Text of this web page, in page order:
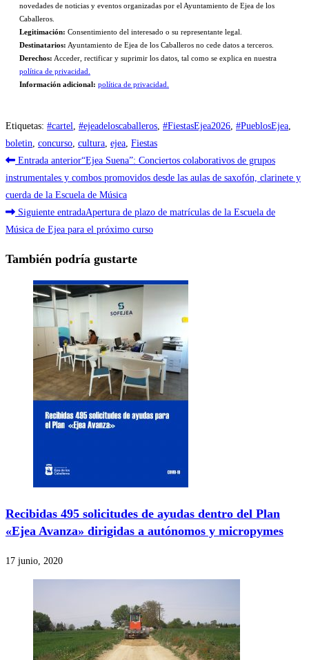
novedades de noticias y eventos organizadas por el Ayuntamiento de Ejea de los
Caballeros.
Legitimación: Consentimiento del interesado o su representante legal.
Destinatarios: Ayuntamiento de Ejea de los Caballeros no cede datos a terceros.
Derechos: Acceder, rectificar y suprimir los datos, tal como se explica en nuestra
política de privacidad.
Información adicional: política de privacidad.
Etiquetas: #cartel #ejeadeloscaballeros #FiestasEjea2026 #PueblosEjea
boletin concurso cultura ejea Fiestas
Leer
más
artículos
Entrada anterior“Ejea Suena”: Conciertos colaborativos de grupos
instrumentales y combos promovidos desde las aulas de saxofón, clarinete y
cuerda de la Escuela de Música
Siguiente entradaApertura de plazo de matrículas de la Escuela de
Música de Ejea para el próximo curso
También podría gustarte
Recibidas 495 solicitudes de ayudas dentro del Plan
«Ejea Avanza» dirigidas a autónomos y micropymes
17 junio, 2020